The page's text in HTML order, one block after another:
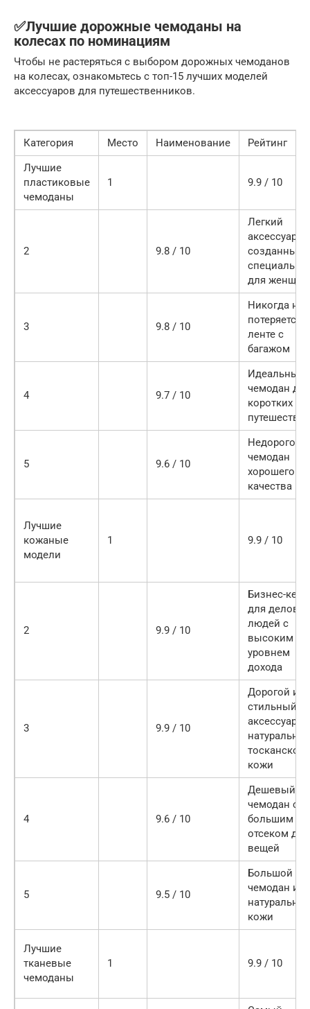
✅Лучшие дорожные чемоданы на
колесах по номинациям
Чтобы не растеряться с выбором дорожных чемоданов
на колесах, ознакомьтесь с топ-15 лучших моделей
аксессуаров для путешественников.
Категория Место Наименование
Рейтинг
Лучшие
пластиковые
чемоданы
1 9.9 / 10
2 9.8 / 10
Легкий
аксессуар,
созданный
специально
для женщин
3 9.8 / 10
Никогда не
потеряется
ленте с
багажом
4 9.7 / 10
Идеальный
чемодан для
коротких
5 9.6 / 10
Недорогой
чемодан
хорошего
качества
Лучшие
кожаные
модели
1 9.9 / 10
2 9.9 / 10
Бизнес-кейс
для
людей с
высоким
уровнем
дохода
3 9.9 / 10
Дорогой и
стильный
аксессуар
натуральной
тосканской
кожи
4 9.6 / 10
Дешевый
чемодан с
большим
отсеком для
вещей
5 9.5 / 10
Большой
чемодан из
натуральной
кожи
Лучшие
тканевые
чемоданы
1 9.9 / 10